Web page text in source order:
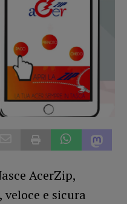
AcerZip,
e sicura